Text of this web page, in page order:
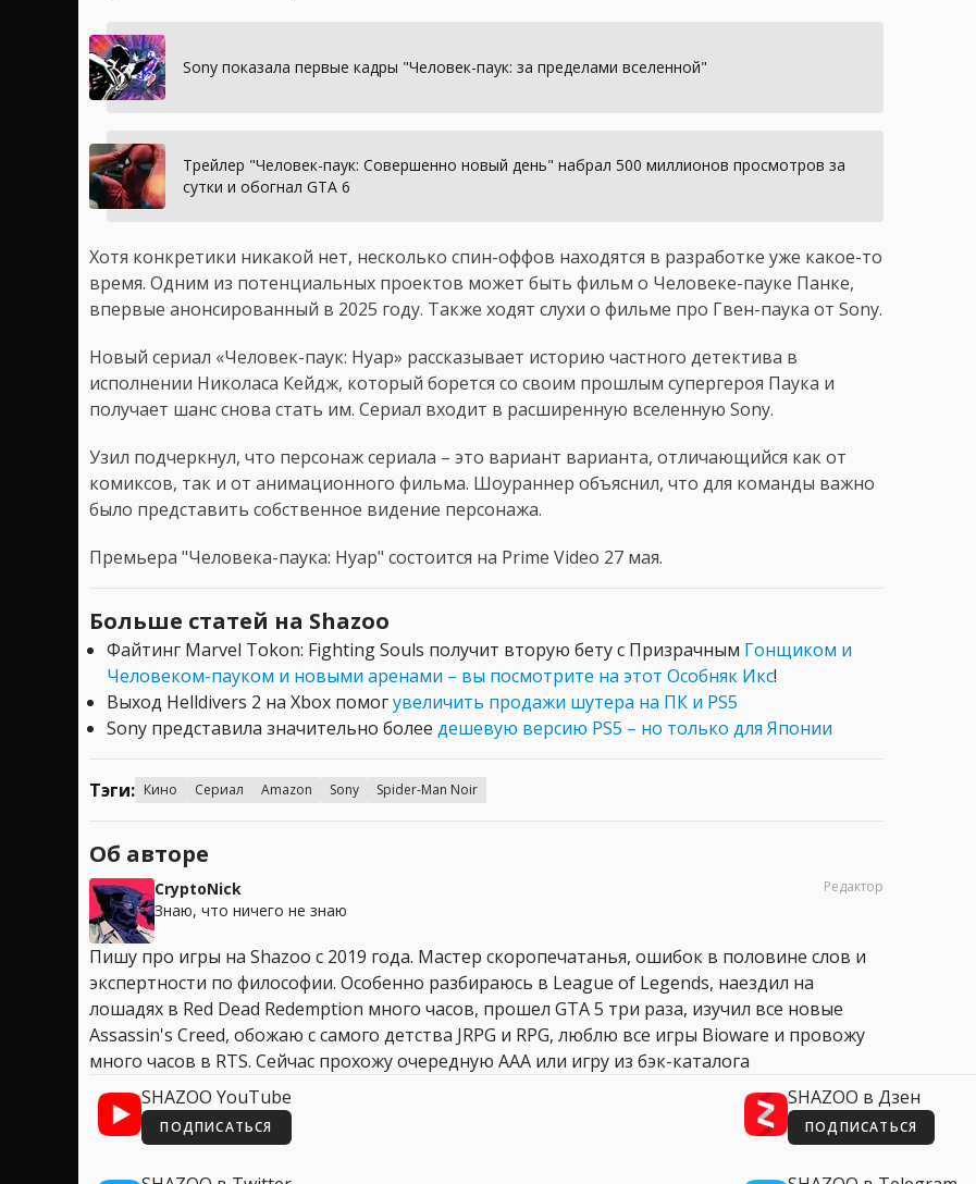
Sony показала первые кадры "Человек-паук: за пределами вселенной"
Трейлер "Человек-паук: Совершенно новый день" набрал 500 миллионов просмотров за
сутки и обогнал GTA 6
Хотя конкретики никакой нет, несколько спин-оффов находятся в разработке уже какое-то
время. Одним из потенциальных проектов может быть фильм о Человеке-пауке Панке,
впервые анонсированный в 2025 году. Также ходят слухи о фильме про Гвен-паука от Sony.
Новый сериал «Человек-паук: Нуар» рассказывает историю частного детектива в
исполнении Николаса Кейдж, который борется со своим прошлым супергероя Паука и
получает шанс снова стать им. Сериал входит в расширенную вселенную Sony.
Узил подчеркнул, что персонаж сериала – это вариант варианта, отличающийся как от
комиксов, так и от анимационного фильма. Шоураннер объяснил, что для команды важно
было представить собственное видение персонажа.
Премьера "Человека-паука: Нуар" состоится на Prime Video 27 мая.
Больше статей на Shazoo
Файтинг Marvel Tokon: Fighting Souls получит вторую бету с Призрачным Гонщиком и
Человеком-пауком и новыми аренами – вы посмотрите на этот Особняк Икс!
Выход Helldivers 2 на Xbox помогувеличить продажи шутера на ПК и PS5
Sony представила значительно более дешевую версию PS5 – но только для Японии
Тэги: Кино Сериал Amazon Sony Spider-Man Noir
Об авторе
CryptoNick
Знаю, что ничего не знаю
Редактор
Пишу про игры на Shazoo с 2019 года. Мастер скоропечатанья, ошибок в половине слов и
экспертности по философии. Особенно разбираюсь в League of Legends, наездил на
лошадях в Red Dead Redemption много часов, прошел GTA 5 три раза, изучил все новые
Assassin's Creed, обожаю с самого детства JRPG и RPG, люблю все игры Bioware и провожу
много часов в RTS. Сейчас прохожу очередную AAA или игру из бэк-каталога
SHAZOO YouTube
ПОДПИСАТЬСЯ
SHAZOO в Дзен
ПОДПИСАТЬСЯ